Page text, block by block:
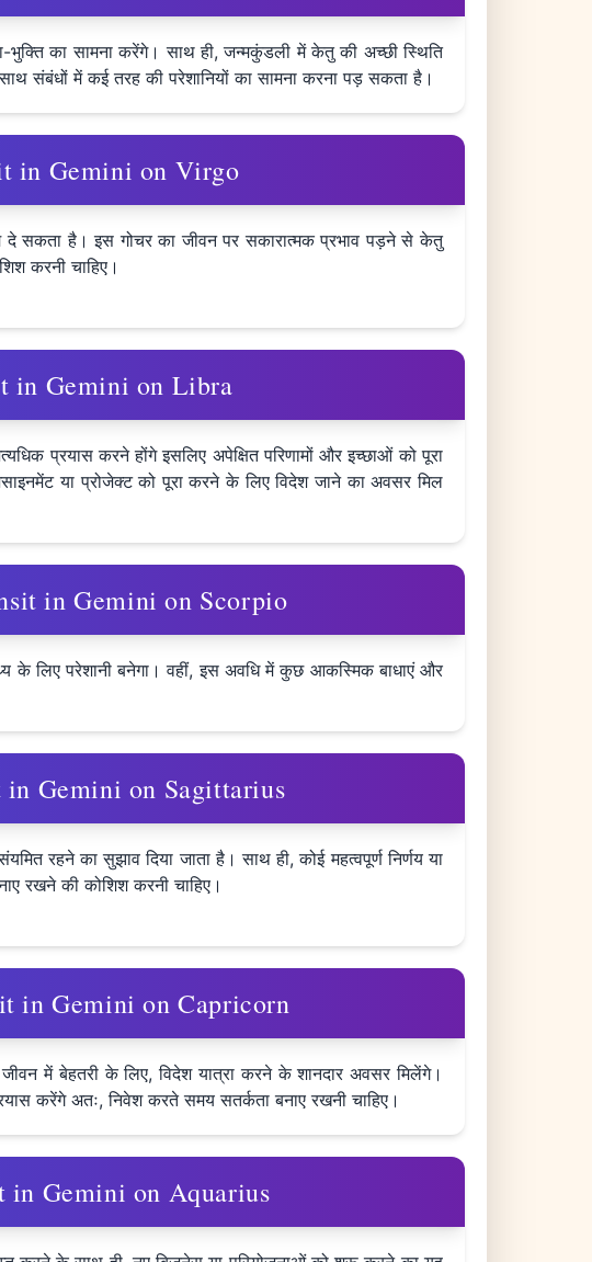
का सामना करेंगे। साथ ही, जन्मकुंडली में केतु की अच्छी स्थिति
संबंधों में कई तरह की परेशानियों का सामना करना पड़ सकता है।
in Gemini on Virgo
सकता है। इस गोचर का जीवन पर सकारात्मक प्रभाव पड़ने से केतु
करनी चाहिए।
in Gemini on Libra
प्रयास करने होंगे इसलिए अपेक्षित परिणामों और इच्छाओं को पूरा
या प्रोजेक्ट को पूरा करने के लिए विदेश जाने का अवसर मिल
in Gemini on Scorpio
के लिए परेशानी बनेगा। वहीं, इस अवधि में कुछ आकस्मिक बाधाएं और
in Gemini on Sagittarius
रहने का सुझाव दिया जाता है। साथ ही, कोई महत्वपूर्ण निर्णय या
रखने की कोशिश करनी चाहिए।
in Gemini on Capricorn
में बेहतरी के लिए, विदेश यात्रा करने के शानदार अवसर मिलेंगे।
करेंगे अतः, निवेश करते समय सतर्कता बनाए रखनी चाहिए।
in Gemini on Aquarius